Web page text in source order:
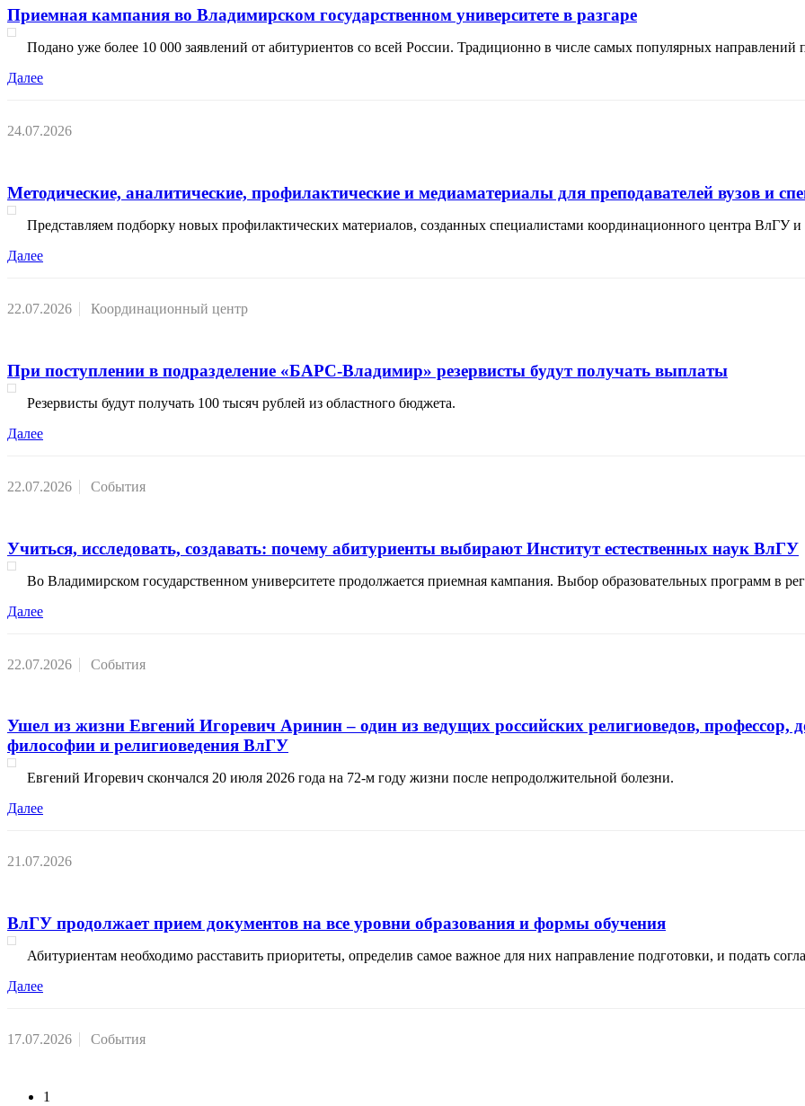
Приемная кампания во Владимирском государственном университете в разгаре
Подано уже более 10 000 заявлений от абитуриентов со всей России. Традиционно в числе самых популярных направлений
Далее
24.07.2026
Методические, аналитические, профилактические и медиаматериалы для преподавателей вузов и
Представляем подборку новых профилактических материалов, созданных специалистами координационного центра
Далее
22.07.2026 Координационный центр
При поступлении в подразделение «БАРС-Владимир» резервисты будут получать выплаты
Резервисты будут получать 100 тысяч рублей из областного бюджета.
Далее
22.07.2026 События
Учиться, исследовать, создавать: почему абитуриенты выбирают Институт естественных наук ВлГУ
Во Владимирском государственном университете продолжается приемная кампания. Выбор образовательных программ в
Далее
22.07.2026 События
Ушел из жизни Евгений Игоревич Аринин – один из ведущих российских религиоведов,
философии и религиоведения ВлГУ
Евгений Игоревич скончался 20 июля 2026 года на 72-м году жизни после непродолжительной болезни.
Далее
21.07.2026
ВлГУ продолжает прием документов на все уровни образования и формы обучения
Абитуриентам необходимо расставить приоритеты, определив самое важное для них направление подготовки, и подать
Далее
17.07.2026 События
1